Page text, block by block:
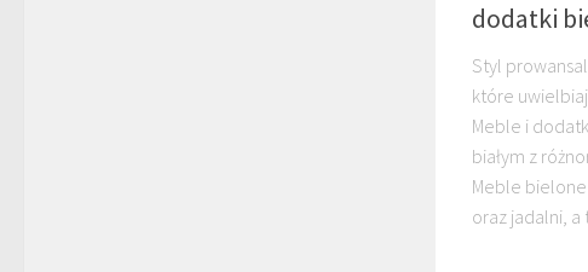
dodatki
Styl
które
Meble i
białym z
Meble
oraz jadalni, a